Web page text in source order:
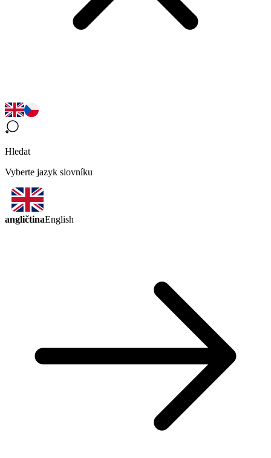
Hledat
Vyberte jazyk slovníku
angličtinaEnglish